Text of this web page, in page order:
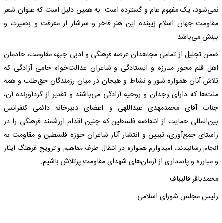
نمی‌شود، یک مفهوم عام و گسترده است. به همین دلیل است که عنوان شعر
مقاومت جهان اسلام زیبنده این هنر فاخر و سرشار از معرفت و بصیرت و
بینش می‌باشد.
ضمن تجلیل از تمامی مجاهدان عرصه فرهنگی و ادبی جبهه مقاومت، خادمان
اهل قلم محور مبارزه و ایستادگی و شاعران عدالت‌خواه حامی آزادگی که
تلاش آنان همواره شور و نشاط و هیجان در میان رزمندگان حق‌طلب و همه
ملت‌ها که دارای وجدان و روحیه آزادگی می‌باشند و تقدیر از گردآورنده آن،
جناب آقای محمدمهدی عبداللهی و اعضای دبیرخانه دائمی کنفرانس
بین‌المللی حمایت از انتفاضه فلسطین که چنین اقدام ارزشمند فرهنگی را در
راستای جمع‌آوری، تبیین و انتشار آثار شاعران حوزه فلسطین و مقاومت به
انجام رسانیدند، امیدوارم همواره در انتقال طرف مفاهیم و ترویج فرهنگ ایثار
و مبارزه و پاسداری از آرمان‌های شهدای مقاومت پرتلاش باشیم.
محمدباقر قالیباف
رئیس مجلس شورای اسلامی